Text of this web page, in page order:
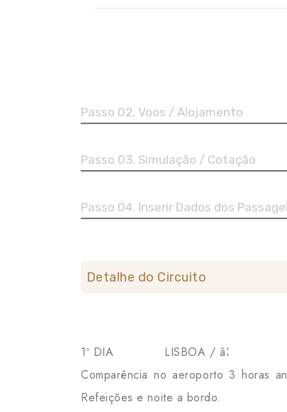
Passo 02. Voos / Alojamento
Passo 03. Simulação / Cotação
Passo 04. Inserir Dados dos
Detalhe do Circuito
1º DIA LISBOA / â¦
Comparência no aeroporto 3 horas
Refeições e noite a bordo.